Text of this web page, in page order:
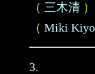
（ 三木清 ）
（ Miki
3.